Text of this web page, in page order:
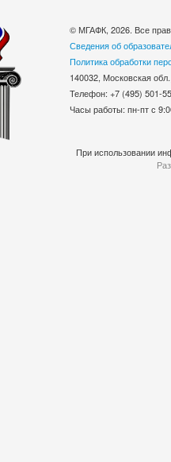
© МГАФК, 2026. Все
Сведения об
Политика обработки
140032, Московская
Телефон: +7 (495)
Часы работы: пн-пт с
При использовании